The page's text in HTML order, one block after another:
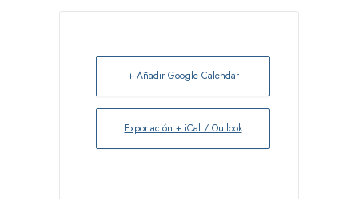
+ Añadir Google Calendar
Exportación + iCal / Outlook